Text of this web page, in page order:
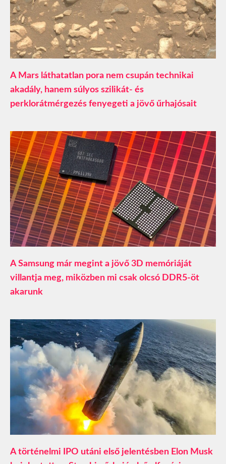
A Mars láthatatlan pora nem csupán technikai
akadály, hanem súlyos szilikát- és
perklorátmérgezés fenyegeti a jövő űrhajósait
A Samsung már megint a jövő 3D memóriáját
villantja meg, miközben mi csak olcsó DDR5-öt
akarunk
A történelmi IPO utáni első jelentésben Elon Musk